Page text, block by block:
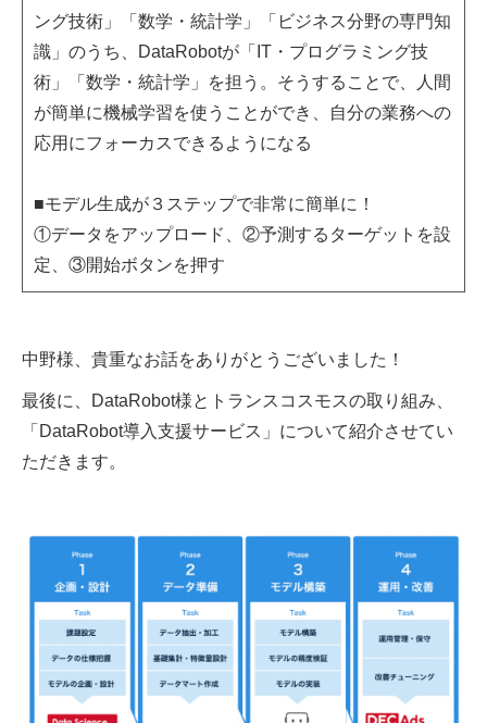
ング技術」「数学・統計学」「ビジネス分野の専門知
識」のうち、DataRobotが「IT・プログラミング技
術」「数学・統計学」を担う。そうすることで、人間
が簡単に機械学習を使うことができ、自分の業務への
応用にフォーカスできるようになる
■モデル生成が３ステップで非常に簡単に！
①データをアップロード、②予測するターゲットを設
定、③開始ボタンを押す
中野様、貴重なお話をありがとうございました！
最後に、DataRobot様とトランスコスモスの取り組み、
「DataRobot導入支援サービス」について紹介させてい
ただきます。